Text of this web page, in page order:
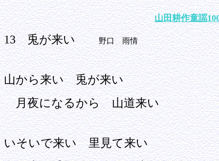
山田耕作童謡
13 兎が来い野口 雨情
山から来い 兎が来い
月夜になるから 山道来い
いそいで来い 里見て来い